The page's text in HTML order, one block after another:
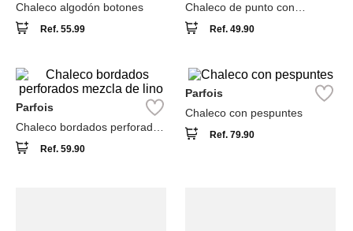
Chaleco algodón botones
Ref. 55.99
Chaleco de punto con
botones
Ref. 49.90
Parfois
Chaleco bordados perforados
mezcla de lino
Ref. 59.90
Parfois
Chaleco con pespuntes
Ref. 79.90